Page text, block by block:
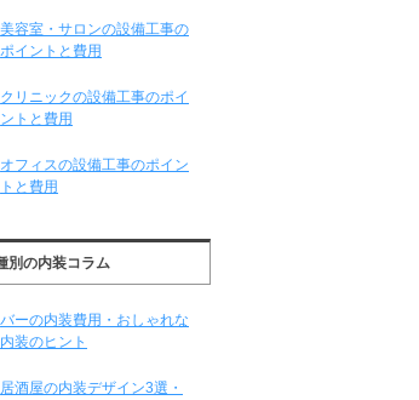
美容室・サロンの設備工事の
ポイントと費用
クリニックの設備工事のポイ
ントと費用
オフィスの設備工事のポイン
トと費用
別の内装コラム
バーの内装費用・おしゃれな
内装のヒント
居酒屋の内装デザイン3選・